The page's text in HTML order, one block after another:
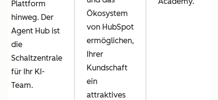
Plattform
hinweg. Der
Agent Hub ist
die
Schaltzentrale
für Ihr KI-
Team.
Ökosystem
von HubSpot
ermöglichen,
Ihrer
Kundschaft
ein
attraktives